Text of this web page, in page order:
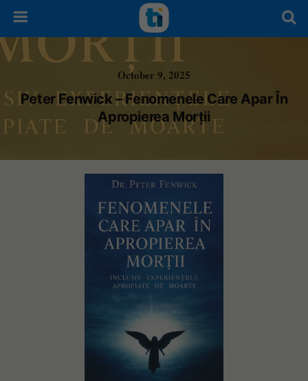
October 9, 2025
Peter Fenwick – Fenomenele Care Apar În
Apropierea Morții